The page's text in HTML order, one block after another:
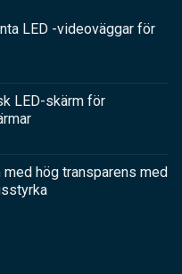
LED -videoväggar för
LED-skärm för
hög transparens med